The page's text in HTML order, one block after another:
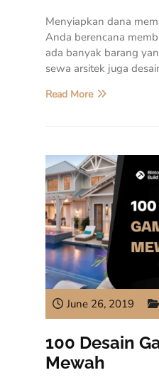
Menyiapkan dana
Anda berencana
ada banyak barang
sewa arsitek juga
Read More
June 26, 2019
100 Desain
Mewah